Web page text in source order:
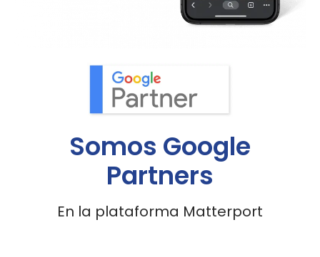
Somos Google
Partners
En la plataforma Matterport